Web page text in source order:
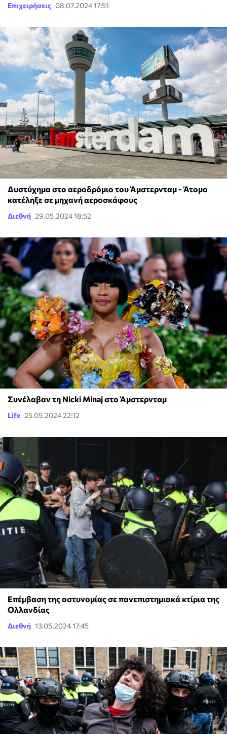
Επιχειρήσεις 08.07.2024 17:51
Δυστύχημα στο αεροδρόμιο του Άμστερνταμ - Άτομο
κατέληξε σε μηχανή αεροσκάφους
Διεθνή 29.05.2024 18:52
Συνέλαβαν τη Nicki Minaj στο Άμστερνταμ
Life 25.05.2024 22:12
Επέμβαση της αστυνομίας σε πανεπιστημιακά κτίρια της
Ολλανδίας
Διεθνή 13.05.2024 17:45